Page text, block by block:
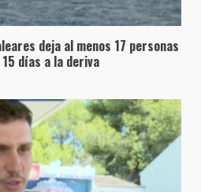
deja al menos 17 personas
días a la deriva